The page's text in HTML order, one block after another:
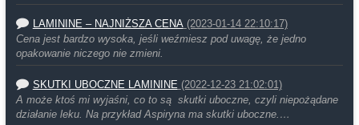
LAMININE – NAJNIŻSZA CENA (2023-01-14 22:10:17)
Cena jest bardzo wysoka, jeśli weźmiesz pod uwagę, że jedno
opakowanie niczego nie zmieni.
SKUTKI UBOCZNE LAMININE (2022-12-23 21:02:01)
A może ktoś mi wyjaśni, co to są skutki uboczne, czyli niepożądane
działanie leku. Na przykład Aspiryna ma skutki uboczne.…